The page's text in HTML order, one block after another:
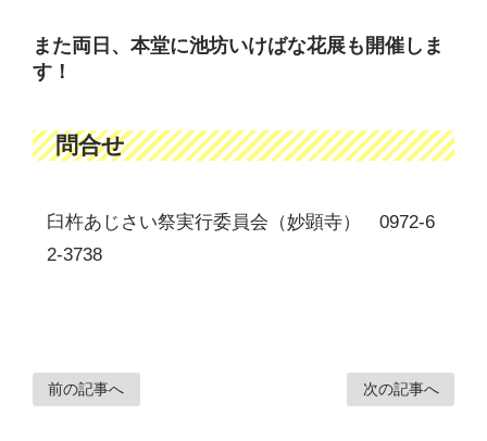
また両日、本堂に池坊いけばな花展も開催しま
す！
問合せ
臼杵あじさい祭実行委員会（妙顕寺） 0972-6
2-3738
前の記事へ 次の記事へ